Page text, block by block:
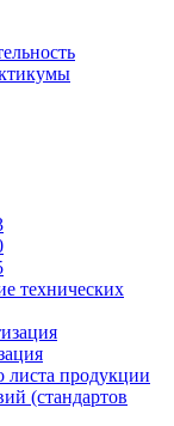
технических
листа продукции
(стандартов